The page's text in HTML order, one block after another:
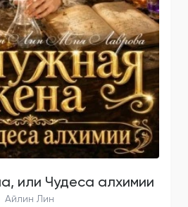
или Чудеса алхимии
Айлин Лин